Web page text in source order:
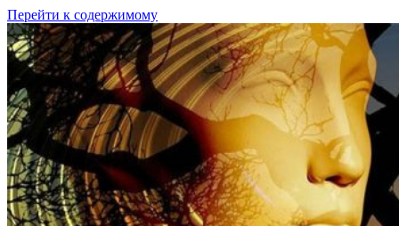
Перейти к содержимому